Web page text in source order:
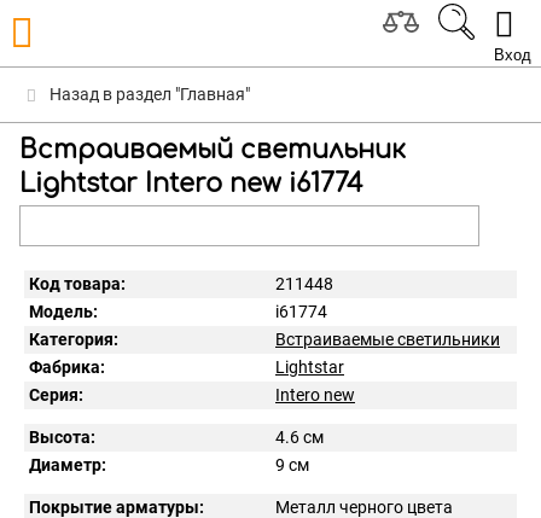
Вход
Назад в раздел "Главная"
Встраиваемый светильник
Lightstar Intero new i61774
Код товара:
211448
Модель:
i61774
Категория:
Встраиваемые светильники
Фабрика:
Lightstar
Серия:
Intero new
Высота:
4.6 см
Диаметр:
9 см
Покрытие арматуры:
Металл черного цвета